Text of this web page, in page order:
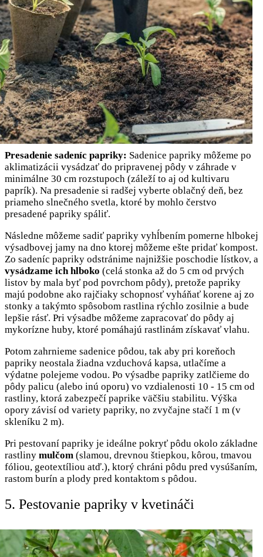
Presadenie sadeníc papriky: Sadenice papriky môžeme po
aklimatizácii vysádzať do pripravenej pôdy v záhrade v
minimálne 30 cm rozstupoch (záleží to aj od kultivaru
paprík). Na presadenie si radšej vyberte oblačný deň, bez
priameho slnečného svetla, ktoré by mohlo čerstvo
presadené papriky spáliť.
Následne môžeme sadiť papriky vyhĺbením pomerne hlbokej
výsadbovej jamy na dno ktorej môžeme ešte pridať kompost.
Zo sadeníc papriky odstránime najnižšie poschodie lístkov, a
vysádzame ich hlboko (celá stonka až do 5 cm od prvých
listov by mala byť pod povrchom pôdy), pretože papriky
majú podobne ako rajčiaky schopnosť vyháňať korene aj zo
stonky a takýmto spôsobom rastlina rýchlo zosilnie a bude
lepšie rásť. Pri výsadbe môžeme zapracovať do pôdy aj
mykorízne huby, ktoré pomáhajú rastlinám získavať vlahu.
Potom zahrnieme sadenice pôdou, tak aby pri koreňoch
papriky neostala žiadna vzduchová kapsa, utlačíme a
výdatne polejeme vodou. Po výsadbe papriky zatlčieme do
pôdy palicu (alebo inú oporu) vo vzdialenosti 10 - 15 cm od
rastliny, ktorá zabezpečí paprike väčšiu stabilitu. Výška
opory závisí od variety papriky, no zvyčajne stačí 1 m (v
skleníku 2 m).
Pri pestovaní papriky je ideálne pokryť pôdu okolo základne
rastliny mulčom (slamou, drevnou štiepkou, kôrou, tmavou
fóliou, geotextíliou atď.), ktorý chráni pôdu pred vysúšaním,
rastom burín a plody pred kontaktom s pôdou.
5. Pestovanie papriky v kvetináči